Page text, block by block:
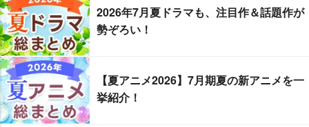
2026年7月夏ドラマも、注目作＆話題作が
勢ぞろい！
【夏アニメ2026】7月期夏の新アニメを一
挙紹介！